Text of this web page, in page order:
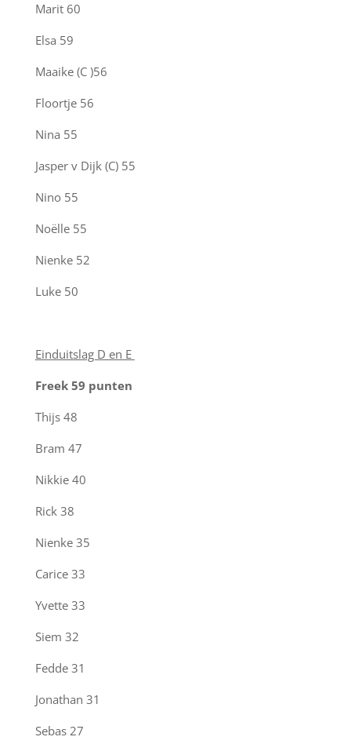
Marit 60
Elsa 59
Maaike (C )56
Floortje 56
Nina 55
Jasper v Dijk (C) 55
Nino 55
Noëlle 55
Nienke 52
Luke 50
Einduitslag D en E
Freek 59 punten
Thijs 48
Bram 47
Nikkie 40
Rick 38
Nienke 35
Carice 33
Yvette 33
Siem 32
Fedde 31
Jonathan 31
Sebas 27